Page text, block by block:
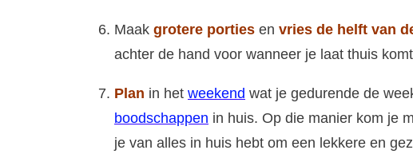
Maak grotere porties en vries de helft van
achter de hand voor wanneer je laat thuis
Plan in het weekend wat je gedurende de
boodschappen in huis. Op die manier kom je
je van alles in huis hebt om een lekkere en